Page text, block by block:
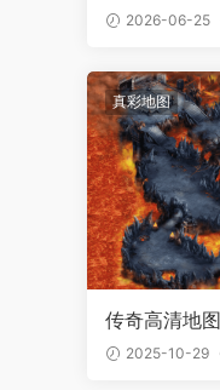
2026-06-25
真彩地图
传奇高清地
2025-10-29